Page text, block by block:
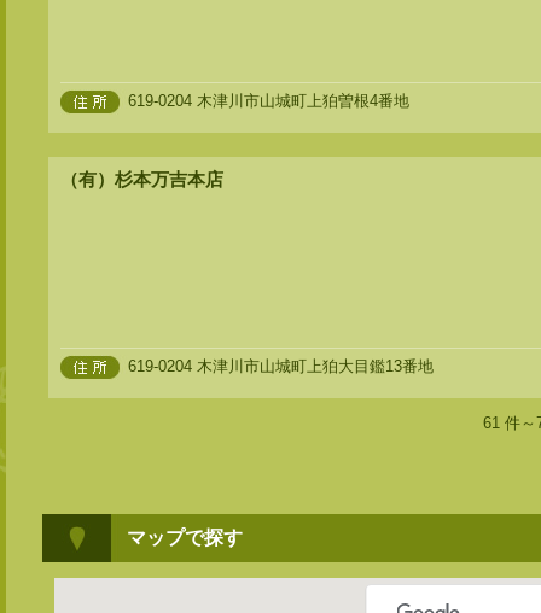
619-0204 木津川市山城町上狛曽根4番地
（有）杉本万吉本店
619-0204 木津川市山城町上狛大目鑑13番地
61 件～
マップで探す